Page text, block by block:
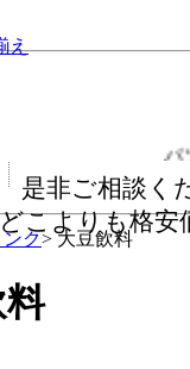
パ
是非ご相談く
こよりも格安
ク> 大豆飲料